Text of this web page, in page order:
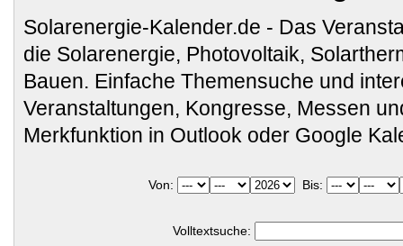
Solarenergie-Kalender.de - Das
die Solarenergie, Photovoltaik,
Bauen. Einfache Themensuche und
Veranstaltungen, Kongresse, Messen
Merkfunktion in Outlook oder Google
Von: Bis:
Volltextsuche: